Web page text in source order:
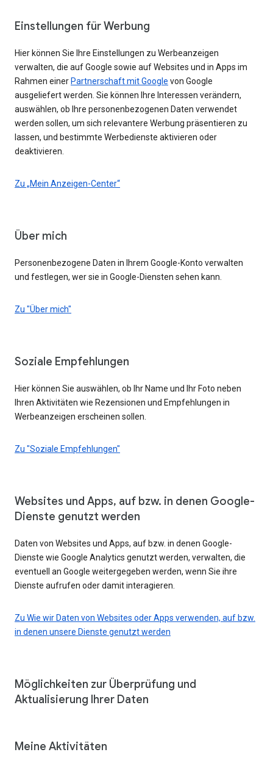
Einstellungen für Werbung
Hier können Sie Ihre Einstellungen zu Werbeanzeigen
verwalten, die auf Google sowie auf Websites und in Apps im
Rahmen einer Partnerschaft mit Google von Google
ausgeliefert werden. Sie können Ihre Interessen verändern,
auswählen, ob Ihre personenbezogenen Daten verwendet
werden sollen, um sich relevantere Werbung präsentieren zu
lassen, und bestimmte Werbedienste aktivieren oder
deaktivieren.
Zu „Mein Anzeigen-Center“
Über mich
Personenbezogene Daten in Ihrem Google-Konto verwalten
und festlegen, wer sie in Google-Diensten sehen kann.
Zu "Über mich"
Soziale Empfehlungen
Hier können Sie auswählen, ob Ihr Name und Ihr Foto neben
Ihren Aktivitäten wie Rezensionen und Empfehlungen in
Werbeanzeigen erscheinen sollen.
Zu "Soziale Empfehlungen"
Websites und Apps, auf bzw. in denen Google-
Dienste genutzt werden
Daten von Websites und Apps, auf bzw. in denen Google-
Dienste wie Google Analytics genutzt werden, verwalten, die
eventuell an Google weitergegeben werden, wenn Sie ihre
Dienste aufrufen oder damit interagieren.
Zu Wie wir Daten von Websites oder Apps verwenden, auf bzw.
in denen unsere Dienste genutzt werden
Möglichkeiten zur Überprüfung und
Aktualisierung Ihrer Daten
Meine Aktivitäten